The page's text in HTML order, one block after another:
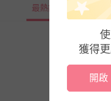
最熱銷
獲得
開啟